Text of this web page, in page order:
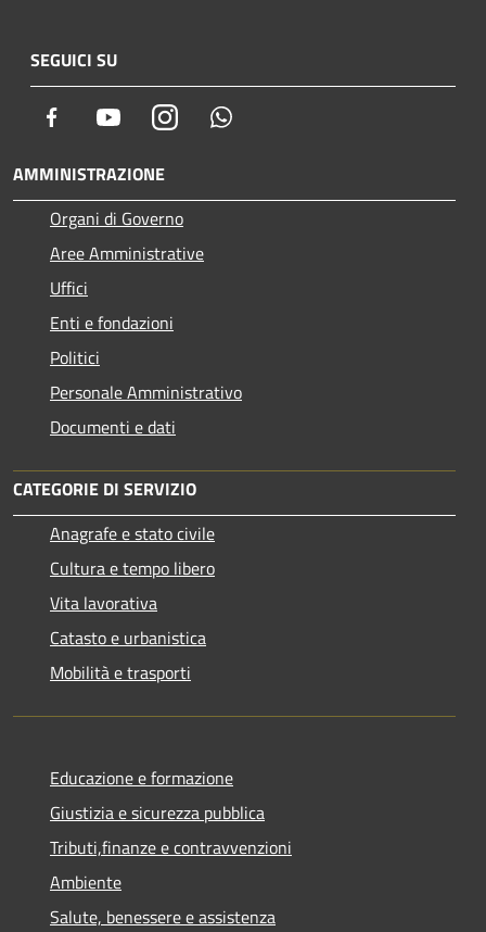
SEGUICI SU
Facebook YoutubeInstagram
AMMINISTRAZIONE
Organi di Governo
Aree Amministrative
Uffici
Enti e fondazioni
Politici
Personale Amministrativo
Documenti e dati
CATEGORIE DI SERVIZIO
Anagrafe e stato civile
Cultura e tempo libero
Vita lavorativa
Catasto e urbanistica
Mobilità e trasporti
Educazione e formazione
Giustizia e sicurezza pubblica
Tributi,finanze e contravvenzioni
Ambiente
Salute, benessere e assistenza